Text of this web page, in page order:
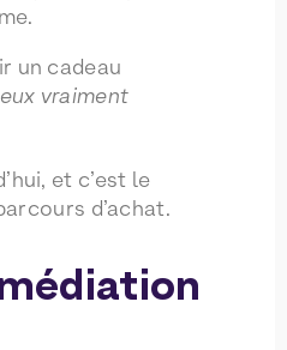
un cadeau
vraiment
et c’est le
d’achat.